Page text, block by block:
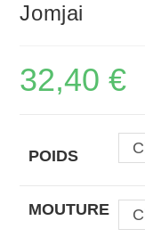
Jomjai
32,40€
POIDS
MOUTURE